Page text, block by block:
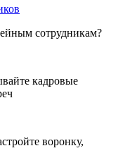
сотрудникам?
кадровые
воронку,